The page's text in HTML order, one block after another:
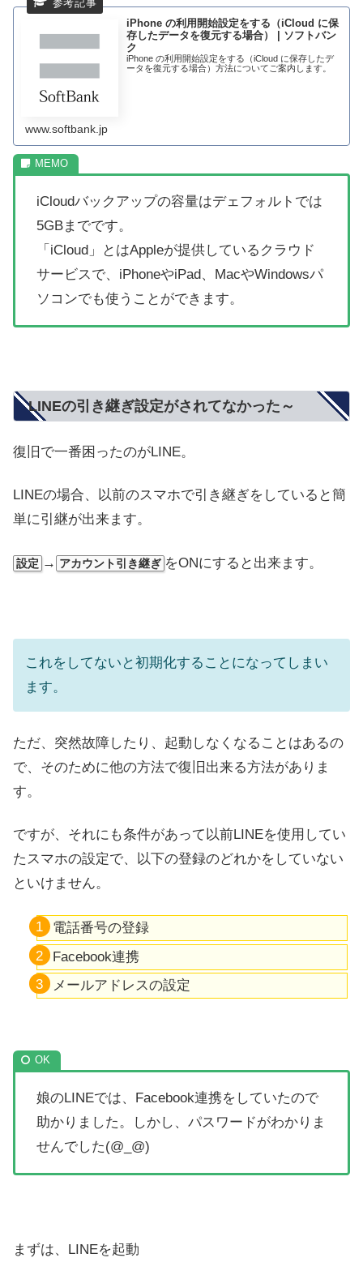
iPhone の利用開始設定をする（iCloud に保
存したデータを復元する場合） | ソフトバン
ク
iPhone の利用開始設定をする（iCloud に保存したデ
ータを復元する場合）方法についてご案内します。
www.softbank.jp
iCloudバックアップの容量はデェフォルトでは
5GBまでです。
「iCloud」とはAppleが提供しているクラウド
サービスで、iPhoneやiPad、MacやWindowsパ
ソコンでも使うことができます。
LINEの引き継ぎ設定がされてなかった～
復旧で一番困ったのがLINE。
LINEの場合、以前のスマホで引き継ぎをしていると簡
単に引継が出来ます。
設定 → アカウント引き継ぎ をONにすると出来ます。
これをしてないと初期化することになってしまい
ます。
ただ、突然故障したり、起動しなくなることはあるの
で、そのために他の方法で復旧出来る方法がありま
す。
ですが、それにも条件があって以前LINEを使用してい
たスマホの設定で、以下の登録のどれかをしていない
といけません。
電話番号の登録
Facebook連携
メールアドレスの設定
娘のLINEでは、Facebook連携をしていたので
助かりました。しかし、パスワードがわかりま
せんでした(@_@)
まずは、LINEを起動